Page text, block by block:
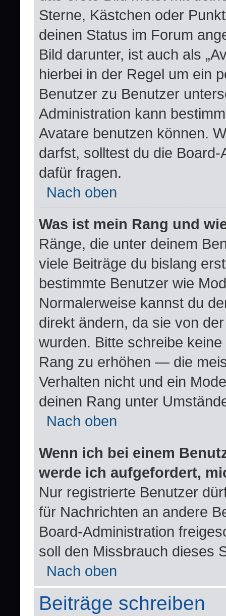
Sterne, Kästchen oder
deinen Status im Forum
Bild darunter, ist auch als
hierbei in der Regel um ein
Benutzer zu Benutzer
Administration kann
Avatare benutzen können.
darfst, solltest du die
dafür fragen.
Nach oben
Was ist mein Rang und
Ränge, die unter deinem
viele Beiträge du bislang
bestimmte Benutzer wie
Normalerweise kannst du
direkt ändern, da sie von
wurden. Bitte schreibe
Rang zu erhöhen — die
Verhalten nicht und ein
deinen Rang unter
Nach oben
Wenn ich bei einem
werde ich aufgefordert,
Nur registrierte Benutzer
für Nachrichten an andere
Board-Administration
soll den Missbrauch dieses
Nach oben
Beiträge schreiben